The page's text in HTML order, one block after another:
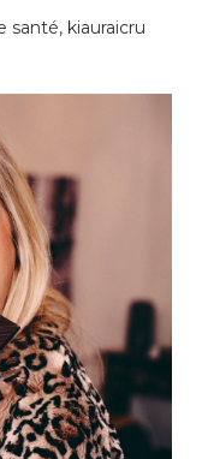
kiauraicru